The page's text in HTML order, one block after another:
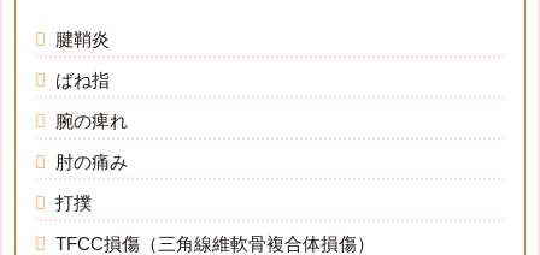
腱鞘炎
ばね指
腕の痺れ
肘の痛み
打撲
TFCC損傷（三角線維軟骨複合体損傷）